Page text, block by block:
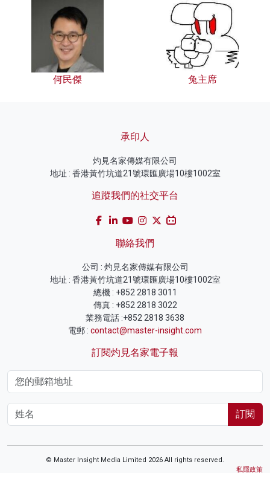
何民傑 兔主席
承印人
灼見名家傳媒有限公司
地址 : 香港黃竹坑道21號環匯廣場10樓1002室
追蹤我們的社交平台
聯絡我們
公司 : 灼見名家傳媒有限公司
地址 : 香港黃竹坑道21號環匯廣場10樓1002室
總機 : +852 2818 3011
傳真 : +852 2818 3022
業務電話 :+852 2818 3638
電郵 : contact@master-insight.com
訂閱灼見名家電子報
訂閱
© Master Insight Media Limited 2026 All rights reserved.
私隱政策